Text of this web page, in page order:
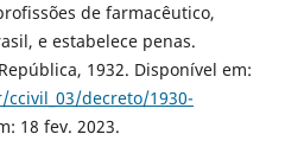
de farmacêutico,
e estabelece penas.
1932. Disponível em:
decreto/1930-
18 fev. 2023.